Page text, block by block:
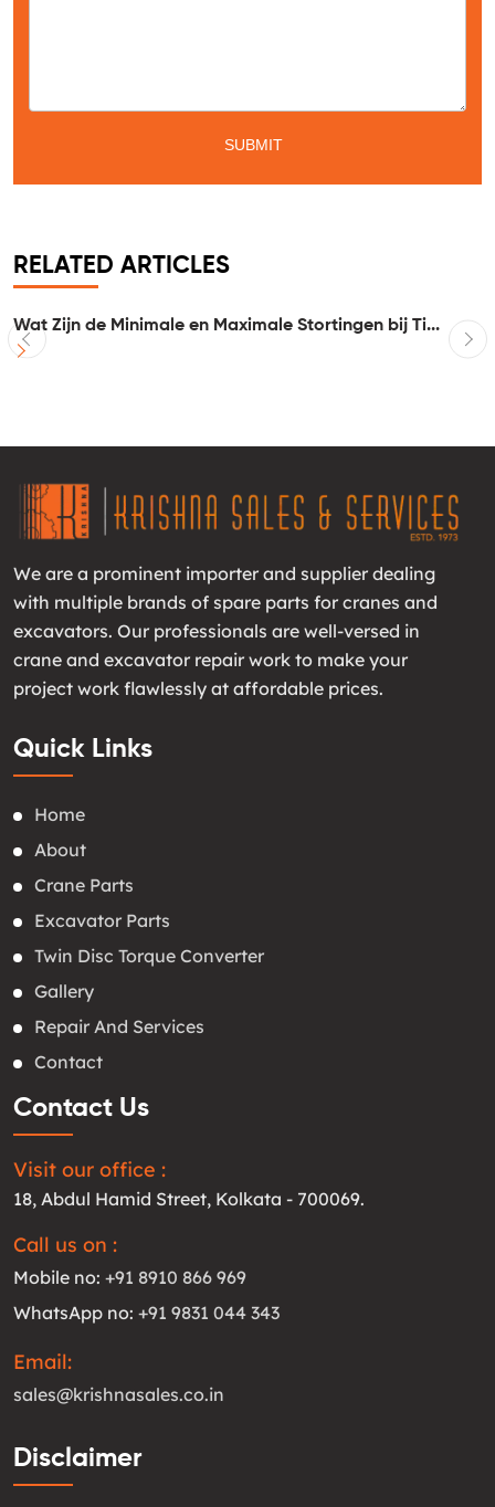
RELATED ARTICLES
Wat Zijn de Minimale en Maximale Stortingen bij Ti...
We are a prominent importer and supplier dealing
with multiple brands of spare parts for cranes and
excavators. Our professionals are well-versed in
crane and excavator repair work to make your
project work flawlessly at affordable prices.
Quick Links
Home
About
Crane Parts
Excavator Parts
Twin Disc Torque Converter
Gallery
Repair And Services
Contact
Contact Us
Visit our office :
18, Abdul Hamid Street, Kolkata - 700069.
Call us on :
Mobile no: +91 8910 866 969
WhatsApp no: +91 9831 044 343
Email:
sales@krishnasales.co.in
Disclaimer